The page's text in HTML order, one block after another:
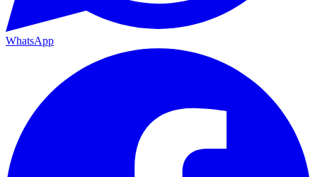
WhatsApp